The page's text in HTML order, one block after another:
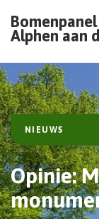
Bomenpanel
Alphen aan
NIEUWS
Opinie: